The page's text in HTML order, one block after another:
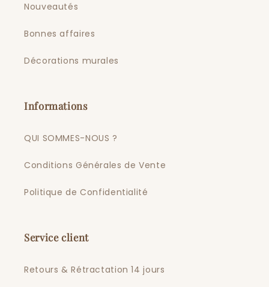
Nouveautés
Bonnes affaires
Décorations murales
Informations
QUI SOMMES-NOUS ?
Conditions Générales de Vente
Politique de Confidentialité
Service client
Retours & Rétractation 14 jours